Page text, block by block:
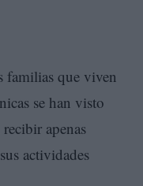
familias que viven
se han visto
apenas
actividades